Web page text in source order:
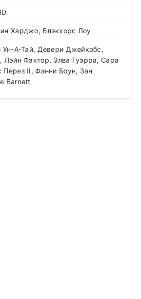
Харджо, Блэкхорс Лоу
Ун-А-Тай, Девери Джейкобс,
Лэйн Фэктор, Элва Гуэрра, Сара
II, Фанни Боун, Зан
Barnett